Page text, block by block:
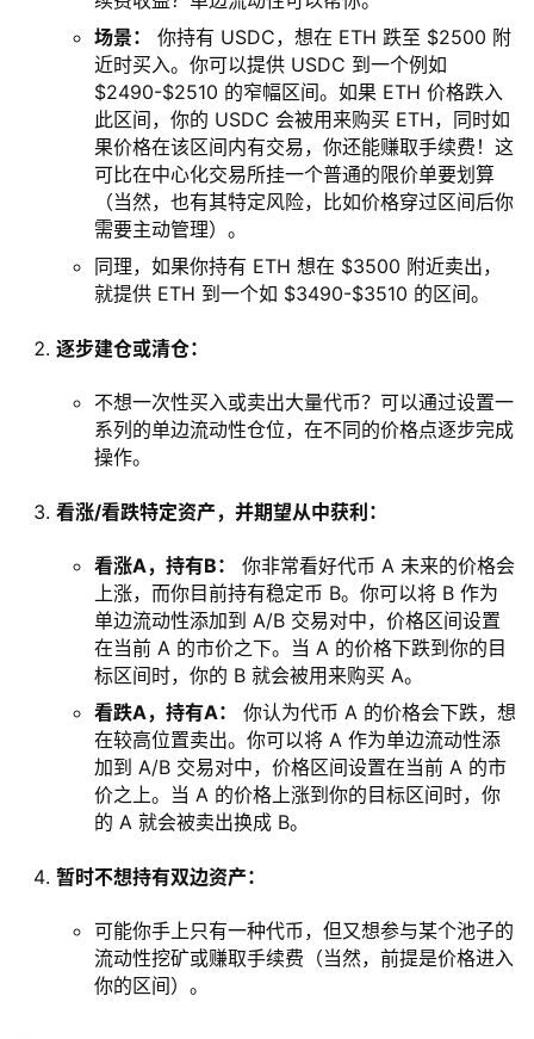
场景：
你持有 USDC，想在 ETH 跌至 $2500 附
近时买入。你可以提供 USDC 到一个例如
$2490-$2510 的窄幅区间。如果 ETH 价格跌入
此区间，你的 USDC 会被用来购买 ETH，同时如
果价格在该区间内有交易，你还能赚取手续费！这
可比在中心化交易所挂一个普通的限价单要划算
（当然，也有其特定风险，比如价格穿过区间后你
需要主动管理）。
同理，如果你持有 ETH 想在 $3500 附近卖出，
就提供 ETH 到一个如 $3490-$3510 的区间。
逐步建仓或清仓：
不想一次性买入或卖出大量代币？可以通过设置一
系列的单边流动性仓位，在不同的价格点逐步完成
操作。
看涨/看跌特定资产，并期望从中获利：
看涨A，持有B：
你非常看好代币 A 未来的价格会
上涨，而你目前持有稳定币 B。你可以将 B 作为
单边流动性添加到 A/B 交易对中，价格区间设置
在当前 A 的市价之下。当 A 的价格下跌到你的目
标区间时，你的 B 就会被用来购买 A。
看跌A，持有A：
你认为代币 A 的价格会下跌，想
在较高位置卖出。你可以将 A 作为单边流动性添
加到 A/B 交易对中，价格区间设置在当前 A 的市
价之上。当 A 的价格上涨到你的目标区间时，你
的 A 就会被卖出换成 B。
暂时不想持有双边资产：
可能你手上只有一种代币，但又想参与某个池子的
流动性挖矿或赚取手续费（当然，前提是价格进入
你的区间）。